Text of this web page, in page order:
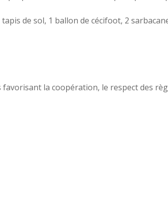
de sol, 1 ballon de cécifoot, 2
la coopération, le respect des